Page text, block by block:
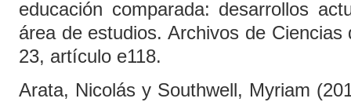
educación comparada: desarrollos
área de estudios. Archivos de
23, artículo e118.
Arata, Nicolás y Southwell, Myriam